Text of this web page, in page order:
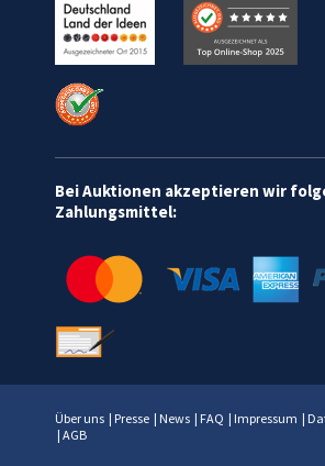
Bei Auktionen akzeptieren wir
Zahlungsmittel:
Über uns | Presse | News | FAQ | Impressum |
| AGB